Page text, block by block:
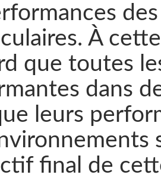
À
que toutes
dans
leurs
final de